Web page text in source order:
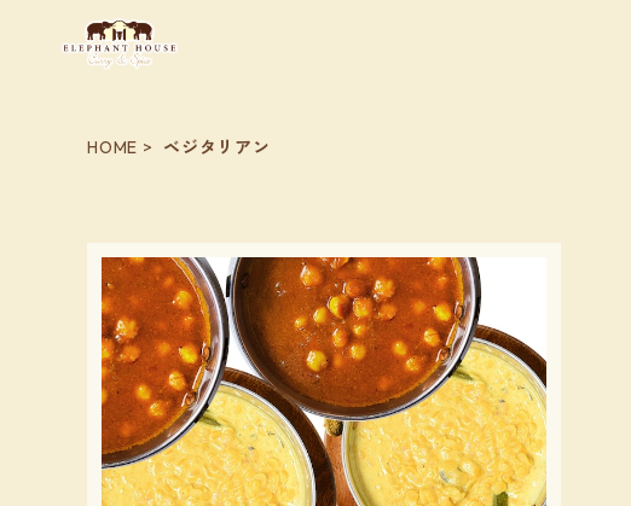
HOME ベジタリアン